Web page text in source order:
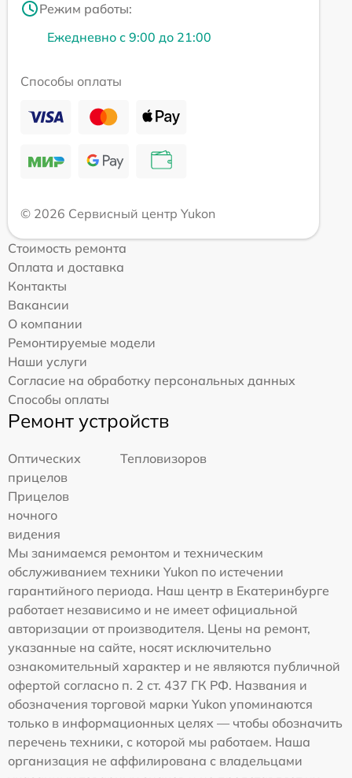
Режим работы:
Ежедневно с 9:00 до 21:00
Способы оплаты
© 2026 Сервисный центр Yukon
Стоимость ремонта
Оплата и доставка
Контакты
Вакансии
О компании
Ремонтируемые модели
Наши услуги
Согласие на обработку персональных данных
Способы оплаты
Ремонт устройств
Оптических
прицелов
Тепловизоров
Прицелов
ночного
видения
Мы занимаемся ремонтом и техническим
обслуживанием техники Yukon по истечении
гарантийного периода. Наш центр в Екатеринбурге
работает независимо и не имеет официальной
авторизации от производителя. Цены на ремонт,
указанные на сайте, носят исключительно
ознакомительный характер и не являются публичной
офертой согласно п. 2 ст. 437 ГК РФ. Названия и
обозначения торговой марки Yukon упоминаются
только в информационных целях — чтобы обозначить
перечень техники, с которой мы работаем. Наша
организация не аффилирована с владельцами